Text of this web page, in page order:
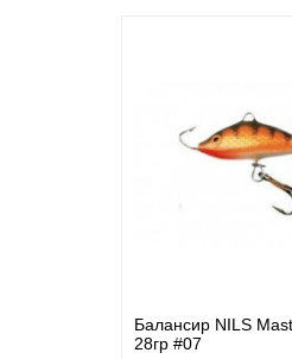
Балансир NILS
28гр #07